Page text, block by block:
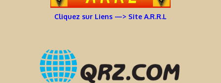
Cliquez sur Liens —> Site A.R.R.L